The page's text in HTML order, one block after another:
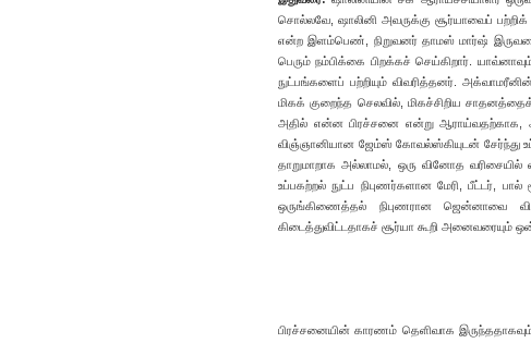
சொல்லவே, ஷாலினி அவருக்கு சூர்யாவைப்
என்ற இளம்பெண், நிறுவனர் தாமஸ் மார்ஷ்
பெரும் நம்பிக்கை பிறக்கச் செய்கிறார்.
நுட்பங்களைப் பற்றியும் விவரித்தனர்.
மிகக் குறைந்த செலவில், மிகச்சிறிய
அதில் என்ன பிரச்சனை என்று ஆராய்வதற்காக,
விஞ்ஞானியான ஜேம்ஸ் கோவல்ஸ்கியுடன் சேர்ந்து
தாறுமாறாக அல்லாமல், ஒரு வினோத வரிசையில்
உப்பகற்றல் நுட்ப நிபுணர்களான மேரி, பீட்டர்,
ஒருங்கிணைத்தல் நிபுணரான ஜென்னாவை
கிடைத்துவிட்டதாகச் சூர்யா கூறி அனைவரையும்
பிரச்சனையின் காரணம் தெளிவாக